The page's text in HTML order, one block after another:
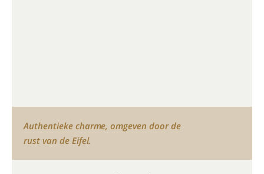
Authentieke charme, omgeven door de
rust van de Eifel.